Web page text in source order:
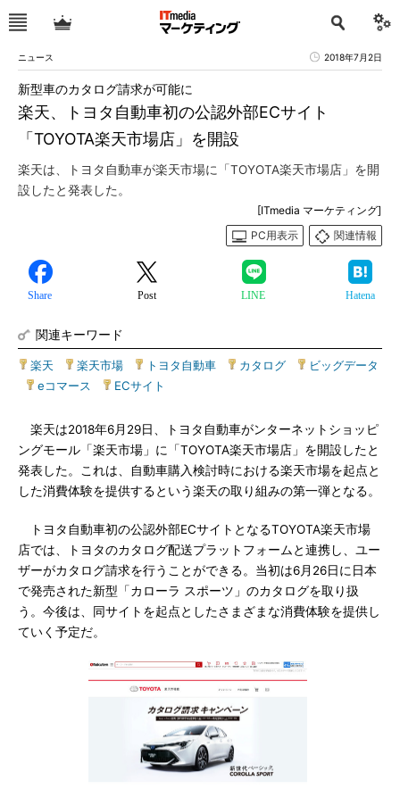
ニュース 2018年7月2日
楽天、トヨタ自動車初の公認外部ECサイト
「TOYOTA楽天市場店」を開設
新型車のカタログ請求が可能に
楽天は、トヨタ自動車が楽天市場に「TOYOTA楽天市場店」を開
設したと発表した。
[ITmedia マーケティング]
PC用表示
関連情報
Share Post LINE Hatena
関連キーワード
楽天 楽天市場 トヨタ自動車 カタログ
ビッグデータ
eコマース ECサイト
楽天は2018年6月29日、トヨタ自動車がンターネットショッピ
ングモール「楽天市場」に「TOYOTA楽天市場店」を開設したと
発表した。これは、自動車購入検討時における楽天市場を起点と
した消費体験を提供するという楽天の取り組みの第一弾となる。
トヨタ自動車初の公認外部ECサイトとなるTOYOTA楽天市場
店では、トヨタのカタログ配送プラットフォームと連携し、ユー
ザーがカタログ請求を行うことができる。当初は6月26日に日本
で発売された新型「カローラ スポーツ」のカタログを取り扱
う。今後は、同サイトを起点としたさまざまな消費体験を提供し
ていく予定だ。